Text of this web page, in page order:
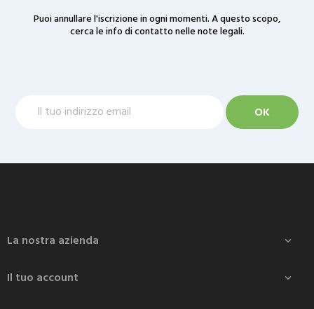
Puoi annullare l'iscrizione in ogni momenti. A questo scopo,
cerca le info di contatto nelle note legali.
La nostra azienda 
Il tuo account 